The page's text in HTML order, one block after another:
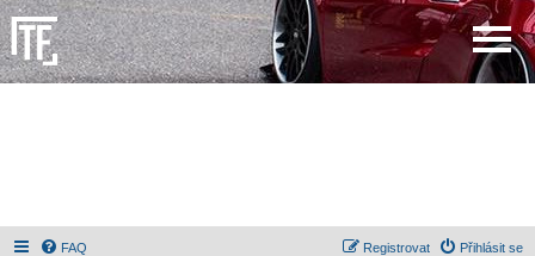
FAQ Přihlásit se
Registrovat